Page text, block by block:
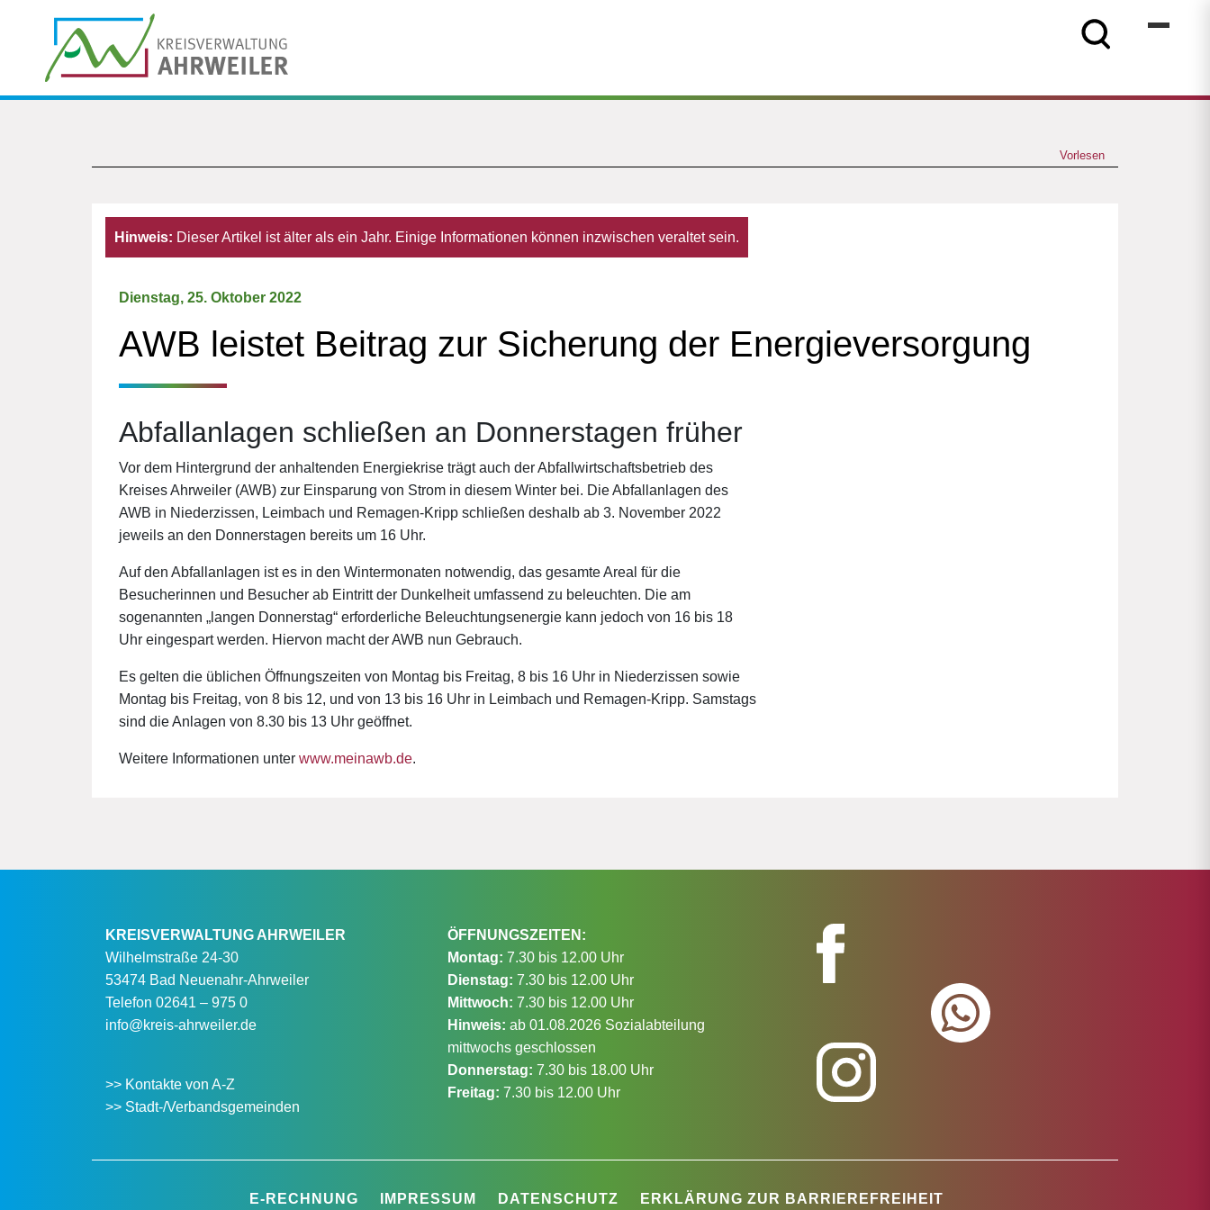
Vorlesen
Hinweis: Dieser Artikel ist älter als ein Jahr. Einige Informationen können inzwischen veraltet sein.
Dienstag, 25. Oktober 2022
AWB leistet Beitrag zur Sicherung der Energieversorgung
Abfallanlagen schließen an Donnerstagen früher
Vor dem Hintergrund der anhaltenden Energiekrise trägt auch der Abfallwirtschaftsbetrieb des
Kreises Ahrweiler (AWB) zur Einsparung von Strom in diesem Winter bei. Die Abfallanlagen des
AWB in Niederzissen, Leimbach und Remagen-Kripp schließen deshalb ab 3. November 2022
jeweils an den Donnerstagen bereits um 16 Uhr.
Auf den Abfallanlagen ist es in den Wintermonaten notwendig, das gesamte Areal für die
Besucherinnen und Besucher ab Eintritt der Dunkelheit umfassend zu beleuchten. Die am
sogenannten „langen Donnerstag“ erforderliche Beleuchtungsenergie kann jedoch von 16 bis 18
Uhr eingespart werden. Hiervon macht der AWB nun Gebrauch.
Es gelten die üblichen Öffnungszeiten von Montag bis Freitag, 8 bis 16 Uhr in Niederzissen sowie
Montag bis Freitag, von 8 bis 12, und von 13 bis 16 Uhr in Leimbach und Remagen-Kripp. Samstags
sind die Anlagen von 8.30 bis 13 Uhr geöffnet.
Weitere Informationen unter www.meinawb.de.
KREISVERWALTUNG AHRWEILER
Wilhelmstraße 24-30
53474 Bad Neuenahr-Ahrweiler
Telefon 02641 – 975 0
info@kreis-ahrweiler.de
>> Kontakte von A-Z
>> Stadt-/Verbandsgemeinden
ÖFFNUNGSZEITEN:
Montag: 7.30 bis 12.00 Uhr
Dienstag: 7.30 bis 12.00 Uhr
Mittwoch: 7.30 bis 12.00 Uhr
Hinweis: ab 01.08.2026 Sozialabteilung
mittwochs geschlossen
Donnerstag: 7.30 bis 18.00 Uhr
Freitag: 7.30 bis 12.00 Uhr
E-RECHNUNG IMPRESSUM DATENSCHUTZ ERKLÄRUNG ZUR BARRIEREFREIHEIT